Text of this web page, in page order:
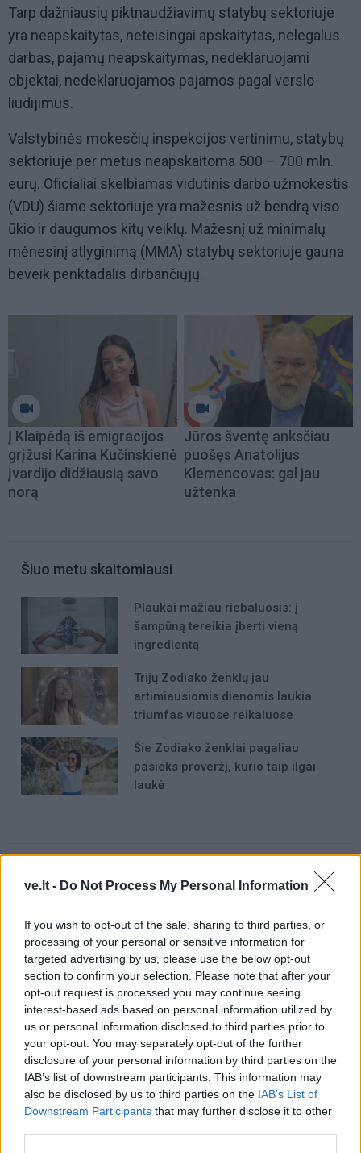
ve.lt - Do Not Process My Personal Information
If you wish to opt-out of the sale, sharing to third parties, or
processing of your personal or sensitive information for
targeted advertising by us, please use the below opt-out
section to confirm your selection. Please note that after your
opt-out request is processed you may continue seeing
interest-based ads based on personal information utilized by
us or personal information disclosed to third parties prior to
your opt-out. You may separately opt-out of the further
disclosure of your personal information by third parties on the
IAB’s list of downstream participants. This information may
also be disclosed by us to third parties on the IAB’s List of
Downstream Participants that may further disclose it to other
Tarp dažniausių piktnaudžiavimų statybų sektoriuje
yra neapskaitytas, neteisingai apskaitytas, nelegalus
darbas, pajamų neapskaitymas, nedeklaruojami
objektai, nedeklaruojamos pajamos pagal verslo
liudijimus.
Valstybinės mokesčių inspekcijos vertinimu, statybų
sektoriuje per metus neapskaitoma 500 – 700 mln.
eurų. Oficialiai skelbiamas vidutinis darbo užmokestis
(VDU) šiame sektoriuje yra mažesnis už bendrą viso
ūkio ir daugumos kitų veiklų. Mažesnį už minimalų
mėnesinį atlyginimą (MMA) statybų sektoriuje gauna
beveik penktadalis dirbančiųjų.
Į Klaipėdą iš emigracijos
grįžusi Karina Kučinskienė
įvardijo didžiausią savo
norą
Jūros šventę anksčiau
puošęs Anatolijus
Klemencovas: gal jau
užtenka
Šiuo metu skaitomiausi
Plaukai mažiau riebaluosis: į
šampūną tereikia įberti vieną
ingredientą
Trijų Zodiako ženklų jau
artimiausiomis dienomis laukia
triumfas visuose reikaluose
Šie Zodiako ženklai pagaliau
pasieks proveržį, kurio taip ilgai
laukė
skaidrumas statybininkai nelegalus darbas
Komentarai
Rašyti komentarą
Jūsų vardas